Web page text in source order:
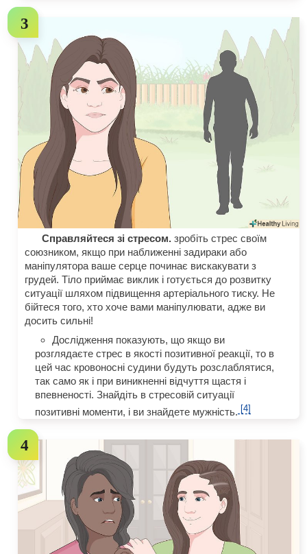
Справляйтеся зі стресом. зробіть стрес своїм
союзником, якщо при наближенні задираки або
маніпулятора ваше серце починає вискакувати з
грудей. Тіло приймає виклик і готується до розвитку
ситуації шляхом підвищення артеріального тиску. Не
бійтеся того, хто хоче вами маніпулювати, адже ви
досить сильні!
Дослідження показують, що якщо ви
розглядаєте стрес в якості позитивної реакції, то в
цей час кровоносні судини будуть розслаблятися,
так само як і при виникненні відчуття щастя і
впевненості. Знайдіть в стресовій ситуації
позитивні моменти, і ви знайдете мужність. [4]